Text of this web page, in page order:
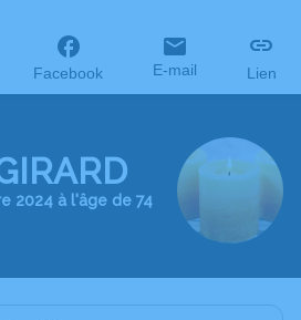
Facebook E-mail Lien
2024 à l'âge de 74